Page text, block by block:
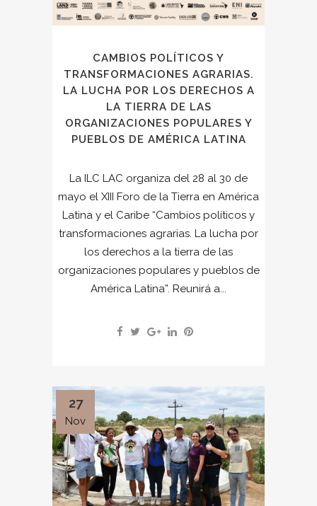
CAMBIOS POLÍTICOS Y
TRANSFORMACIONES AGRARIAS.
LA LUCHA POR LOS DERECHOS A
LA TIERRA DE LAS
ORGANIZACIONES POPULARES Y
PUEBLOS DE AMÉRICA LATINA
La ILC LAC organiza del 28 al 30 de
mayo el XIII Foro de la Tierra en América
Latina y el Caribe “Cambios políticos y
transformaciones agrarias. La lucha por
los derechos a la tierra de las
organizaciones populares y pueblos de
América Latina”. Reunirá a...
27
Nov